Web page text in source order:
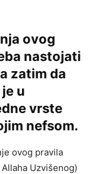
ovog
nastojati
zatim da
u
vrste
nefsom.
ovog pravila
Uzvišenog)